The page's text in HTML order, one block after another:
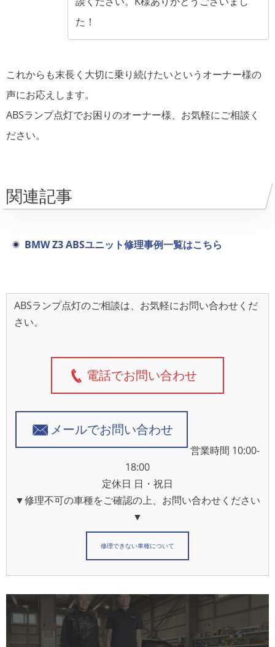
た！
これからも末長く大切に乗り続けたいというオーナー様の
声にお応えします。
ABSランプ点灯でお困りのオーナー様、お気軽にご相談く
ださい。
関連記事
BMW Z3 ABSユニット修理事例一覧はこちら
ABSランプ点灯のご相談は、お気軽にお問い合わせくだ
さい。
電話でお問い合わせ
メールでお問い合わせ
営業時間 10:00-
18:00
定休日 日・祝日
▼修理不可の車種をご確認の上、お問い合わせください
▼
修理できない車種について